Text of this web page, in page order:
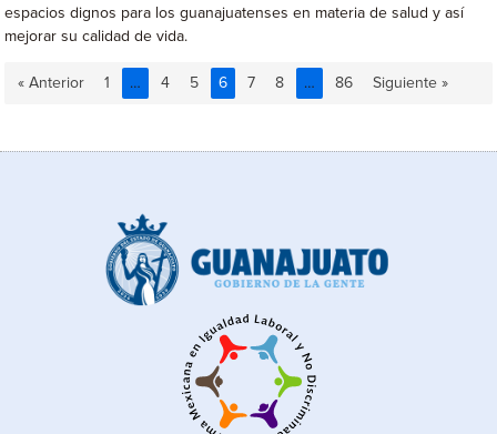
espacios dignos para los guanajuatenses en materia de salud y así
mejorar su calidad de vida.
« Anterior 1 … 4 5 6 7 8 … 86 Siguiente »